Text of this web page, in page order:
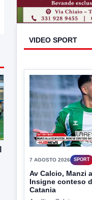
Av Calcio, Manzi
Insigne conteso
Catania
Avellino Calcio, per
terzino Simone